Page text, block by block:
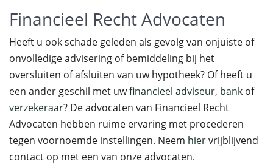
Financieel Recht Advocaten
Heeft u ook schade geleden als gevolg van onjuiste of
onvolledige advisering of bemiddeling bij het
oversluiten of afsluiten van uw hypotheek? Of heeft u
een ander geschil met uwfinancieel adviseur, bank of
verzekeraar? De advocaten van Financieel Recht
Advocaten hebben ruime ervaring met procederen
tegen voornoemde instellingen. Neem hiervrijblijvend
contact op met een van onze advocaten.